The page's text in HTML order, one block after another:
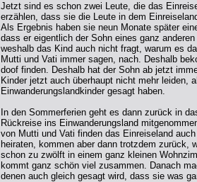
Jetzt sind es schon zwei Leute, die das
erzählen, dass sie die Leute in dem
Als Ergebnis haben sie neun Monate später
dass er eigentlich der Sohn eines ganz
weshalb das Kind auch nicht fragt, warum es
Mutti und Vati immer sagen, nach. Deshalb
doof finden. Deshalb hat der Sohn ab jetzt
Kinder jetzt auch überhaupt nicht mehr leiden,
Einwanderungslandkinder gesagt haben.
In den Sommerferien geht es dann zurück in
Rückreise ins Einwanderungsland
von Mutti und Vati finden das Einreiseland
heiraten, kommen aber dann trotzdem zurück,
schon zu zwölft in einem ganz kleinen
kommt ganz schön viel zusammen. Danach
denen auch gleich gesagt wird, dass sie was